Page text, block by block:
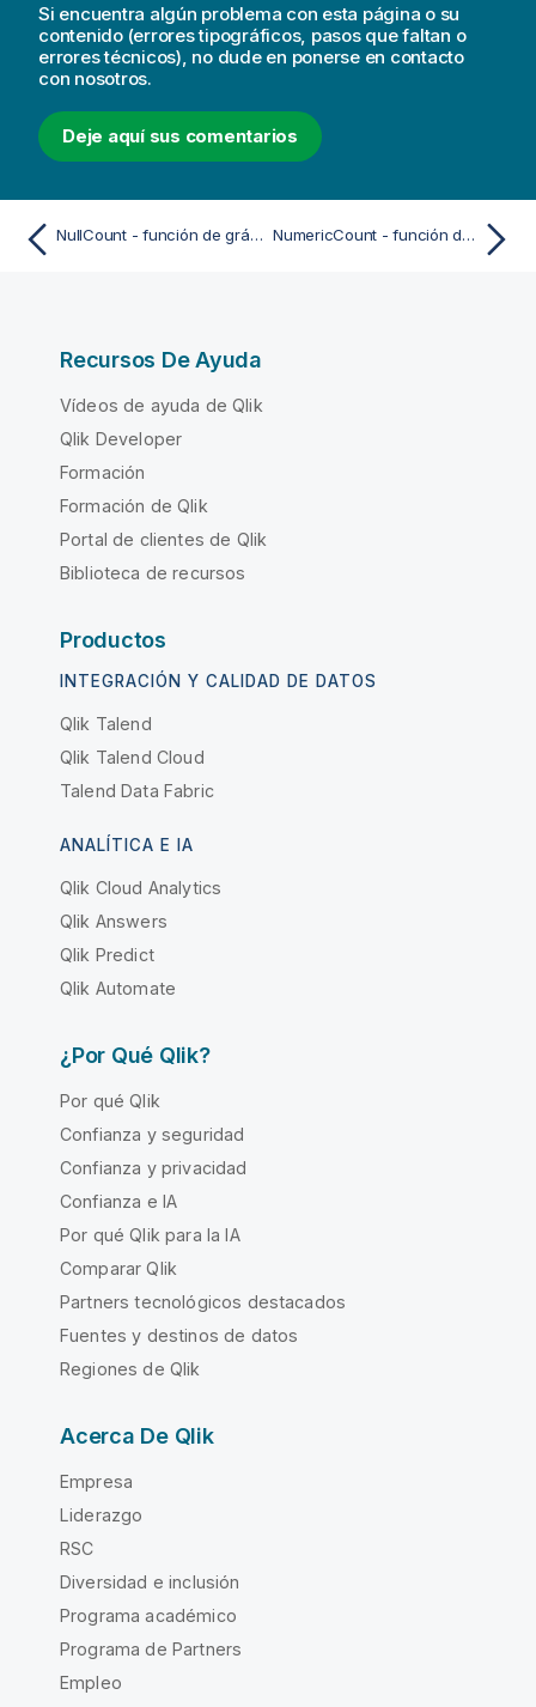
Si encuentra algún problema con esta página o su
contenido (errores tipográficos, pasos que faltan o
errores técnicos), no dude en ponerse en contacto
con nosotros.
Deje aquí sus comentarios
NullCount - función de gráfico NumericCount - función de gráfico
Recursos De Ayuda
Vídeos de ayuda de Qlik
Qlik Developer
Formación
Formación de Qlik
Portal de clientes de Qlik
Biblioteca de recursos
Productos
INTEGRACIÓN Y CALIDAD DE DATOS
Qlik Talend
Qlik Talend Cloud
Talend Data Fabric
ANALÍTICA E IA
Qlik Cloud Analytics
Qlik Answers
Qlik Predict
Qlik Automate
¿Por Qué Qlik?
Por qué Qlik
Confianza y seguridad
Confianza y privacidad
Confianza e IA
Por qué Qlik para la IA
Comparar Qlik
Partners tecnológicos destacados
Fuentes y destinos de datos
Regiones de Qlik
Acerca De Qlik
Empresa
Liderazgo
RSC
Diversidad e inclusión
Programa académico
Programa de Partners
Empleo